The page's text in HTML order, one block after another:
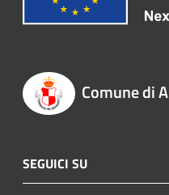
Comune di
SEGUICI SU